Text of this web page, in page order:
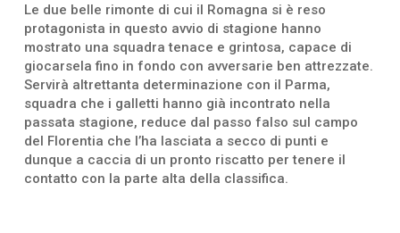
Le due belle rimonte di cui il Romagna si è reso
protagonista in questo avvio di stagione hanno
mostrato una squadra tenace e grintosa, capace di
giocarsela fino in fondo con avversarie ben attrezzate.
Servirà altrettanta determinazione con il Parma,
squadra che i galletti hanno già incontrato nella
passata stagione, reduce dal passo falso sul campo
del Florentia che l’ha lasciata a secco di punti e
dunque a caccia di un pronto riscatto per tenere il
contatto con la parte alta della classifica.